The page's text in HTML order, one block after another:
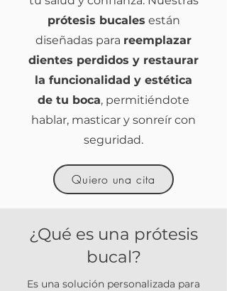
prótesis bucales están
diseñadas para reemplazar
dientes perdidos y restaurar
la funcionalidad y estética
de tu boca, permitiéndote
hablar, masticar y sonreír con
seguridad.
Quiero una cita
¿Qué es una prótesis
bucal?
Es una solución personalizada para